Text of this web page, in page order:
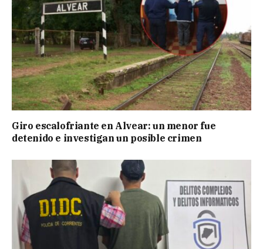
Giro escalofriante en Alvear: un menor fue
detenido e investigan un posible crimen